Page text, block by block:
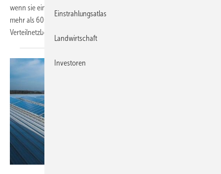
wenn sie ein Einspeisemanagement benötigen. Dies schlägt mit teils
mehr als 600 Euro pro Anlage zu Buche. Laut einer Umfrage sehen
Verteilnetzbetreiber zudem keine Entlastung für das
Einstrahlungsatlas
Landwirtschaft
Investoren